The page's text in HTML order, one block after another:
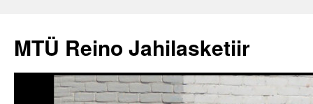
juurde
MTÜ Reino Jahilasketiir